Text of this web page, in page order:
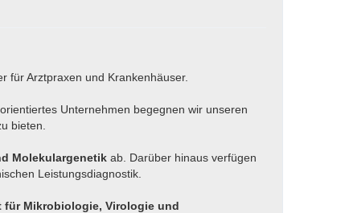
für Arztpraxen und Krankenhäuser.
Unternehmen begegnen wir unseren
bieten.
Molekulargenetik ab. Darüber hinaus verfügen
Leistungsdiagnostik.
für Mikrobiologie, Virologie und